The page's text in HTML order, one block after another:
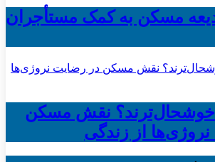
مسکن به کمک مستأجران
خوشحال‌ترند؟ نقش مسکن
از زندگی